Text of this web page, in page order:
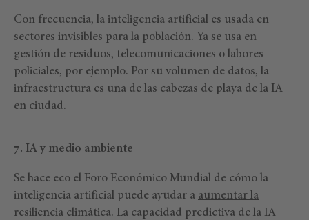
Con frecuencia, la inteligencia artificial es usada en
sectores invisibles para la población. Ya se usa en
gestión de residuos, telecomunicaciones o labores
policiales, por ejemplo. Por su volumen de datos, la
infraestructura es una de las cabezas de playa de la IA
en ciudad.
7. IA y medio ambiente
Se hace eco el Foro Económico Mundial de cómo la
inteligencia artificial puede ayudar a aumentar la
resiliencia climática. La capacidad predictiva de la IA